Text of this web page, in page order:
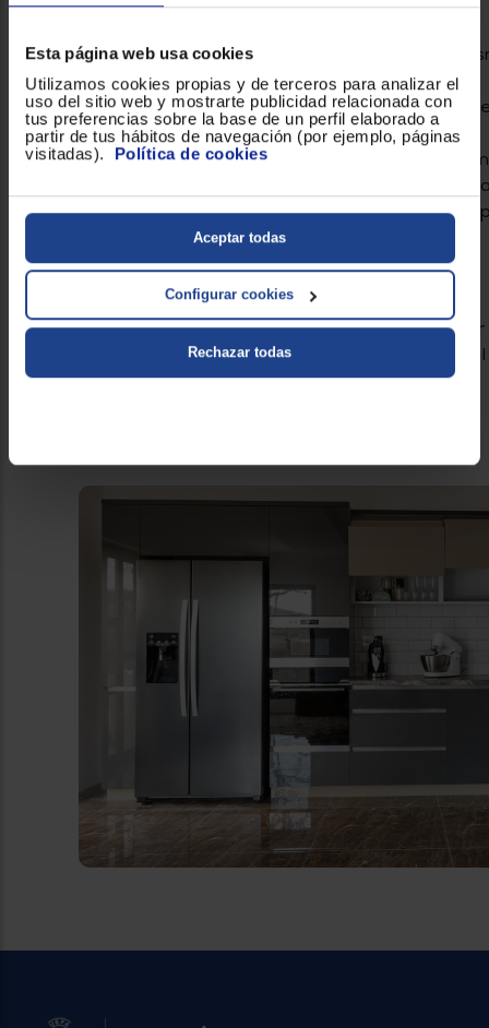
Esta página web usa cookies
Utilizamos cookies propias y de terceros para analizar el
uso del sitio web y mostrarte publicidad relacionada con
tus preferencias sobre la base de un perfil elaborado a
partir de tus hábitos de navegación (por ejemplo, páginas
visitadas). Política de cookies
Aceptar todas
Configurar cookies
Rechazar todas
- No necesitar trabajos adicionales, como
impida el acceso.
- El acceso, tanto por escaleras como por
electrodoméstico al domicilio.
- El cable de agua incluido sea suficiente y
- Las tomas de agua estén preparadas para
- La retirada queda condicionada a que el
toma de agua y/o luz.
En caso de no poder realizar la instalación
mencionados, no se realizará el reembolso